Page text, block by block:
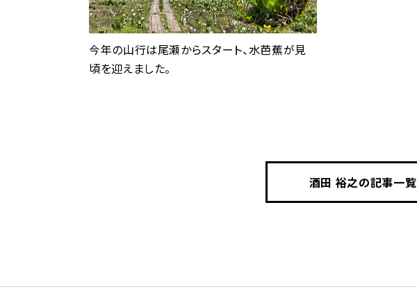
今年の山行は尾瀬からスタート、水芭蕉が見
頃を迎えました。
酒田 裕之の記事一覧